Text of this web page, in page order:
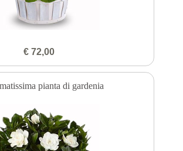
€ 72,00
pianta di gardenia